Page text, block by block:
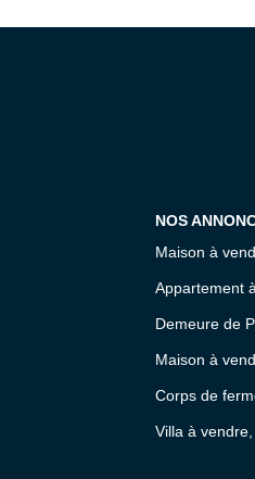
NOS
Maison à
Appartement
Demeure de
Maison à
Corps de
Villa à